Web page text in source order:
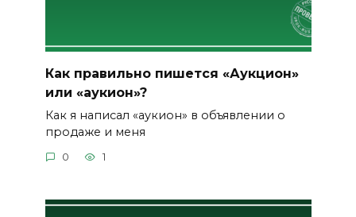
Как правильно пишется «Аукцион»
или «аукион»?
Как я написал «аукион» в объявлении о
продаже и меня
0 1